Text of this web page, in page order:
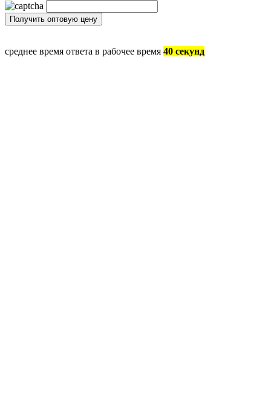
среднее время ответа в рабочее время 40 секунд